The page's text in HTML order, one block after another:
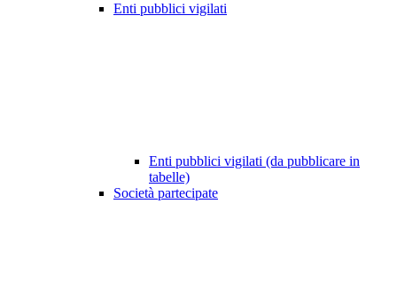
Enti pubblici vigilati
Enti pubblici vigilati (da pubblicare in
tabelle)
Società partecipate